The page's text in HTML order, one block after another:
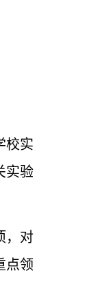
校实
实验
，对
点领